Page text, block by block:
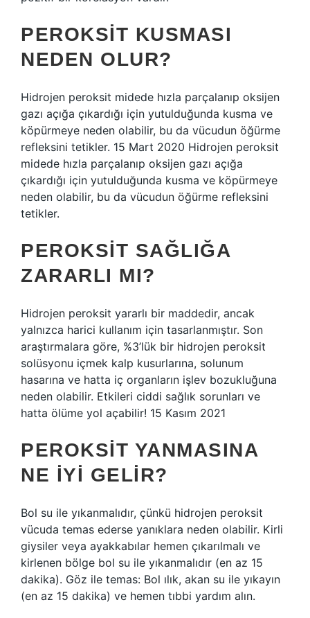
PEROKSIT KUSMASI
NEDEN OLUR?
Hidrojen peroksit midede hızla parçalanıp oksijen
gazı açığa çıkardığı için yutulduğunda kusma ve
köpürmeye neden olabilir, bu da vücudun öğürme
refleksini tetikler. 15 Mart 2020 Hidrojen peroksit
midede hızla parçalanıp oksijen gazı açığa
çıkardığı için yutulduğunda kusma ve köpürmeye
neden olabilir, bu da vücudun öğürme refleksini
tetikler.
PEROKSIT SAĞLIĞA
ZARARLI MI?
Hidrojen peroksit yararlı bir maddedir, ancak
yalnızca harici kullanım için tasarlanmıştır. Son
araştırmalara göre, %3’lük bir hidrojen peroksit
solüsyonu içmek kalp kusurlarına, solunum
hasarına ve hatta iç organların işlev bozukluğuna
neden olabilir. Etkileri ciddi sağlık sorunları ve
hatta ölüme yol açabilir! 15 Kasım 2021
PEROKSIT YANMASINA
NE IYI GELIR?
Bol su ile yıkanmalıdır, çünkü hidrojen peroksit
vücuda temas ederse yanıklara neden olabilir. Kirli
giysiler veya ayakkabılar hemen çıkarılmalı ve
kirlenen bölge bol su ile yıkanmalıdır (en az 15
dakika). Göz ile temas: Bol ılık, akan su ile yıkayın
(en az 15 dakika) ve hemen tıbbi yardım alın.